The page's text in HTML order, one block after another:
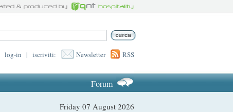
log-in | iscriviti: Newsletter RSS
Forum
Friday 07 August 2026